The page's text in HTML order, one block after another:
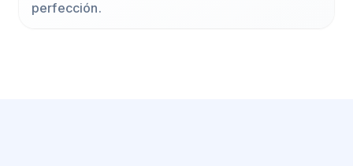
perfección.